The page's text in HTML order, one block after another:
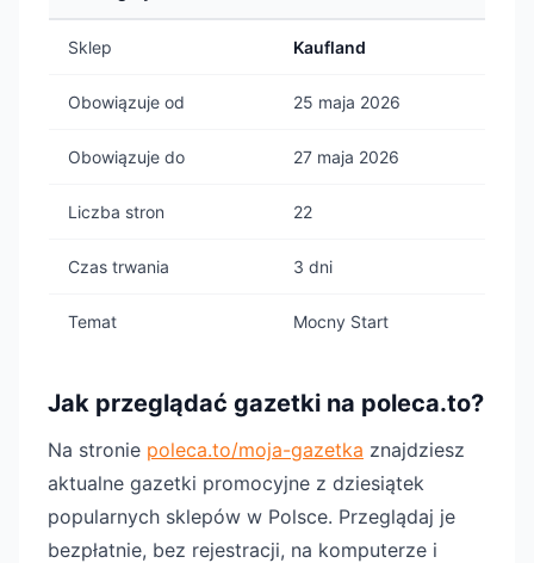
Sklep Kaufland
Obowiązuje od 25 maja 2026
Obowiązuje do 27 maja 2026
Liczba stron 22
Czas trwania 3 dni
Temat Mocny Start
Jak przeglądać gazetki na poleca.to?
Na stronie poleca.to/moja-gazetka znajdziesz
aktualne gazetki promocyjne z dziesiątek
popularnych sklepów w Polsce. Przeglądaj je
bezpłatnie, bez rejestracji, na komputerze i